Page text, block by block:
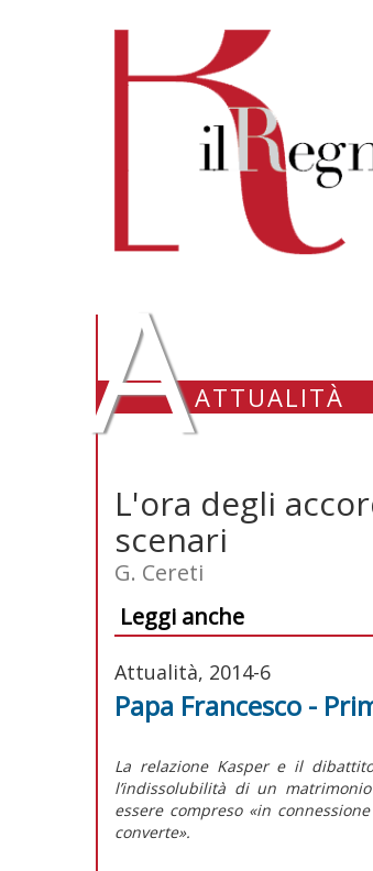
AATTUALITÀ
L'ora degli
scenari
G. Cereti
Leggi anche
Attualità, 2014-6
Papa Francesco -
La relazione Kasper e il
l’indissolubilità di un
essere compreso «in
converte».